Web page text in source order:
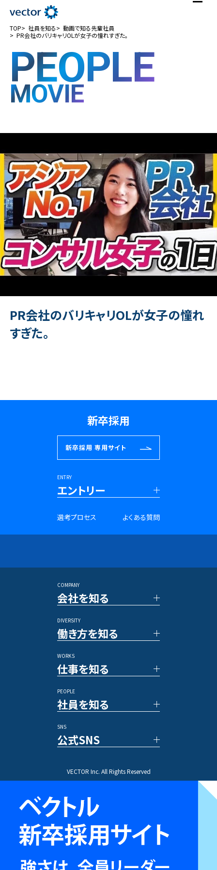
TOP 社員を知る
動画で知る先輩社員
PR会社のバリキャリOLが女子の憧れすぎた。
PEOPLE
MOVIE
PR会社のバリキャリOLが女子の憧れ
すぎた。
新卒採用
新卒採用 専用サイト
ENTRY
エントリー
■新卒採用
28年卒 PRコンサルタント
長期インターンシップ
■キャリア採用
PRコンサルタント
アルムナイ採用
その他のポジション
選考プロセス よくある質問
COMPANY
会社を知る
TOP メッセージ
ベクトルの強み
新規事業／投資事業
アワード/ランキング
DIVERSITY
働き方を知る
社員の一日
各種制度
休暇／勤怠制度
WORKS
仕事を知る
事例紹介
業務内容
PEOPLE
社員を知る
文字で読む社員インタビュー
動画で知る先輩社員
SNS
公式SNS
Instagram
VECTOR Inc. All Rights Reserved